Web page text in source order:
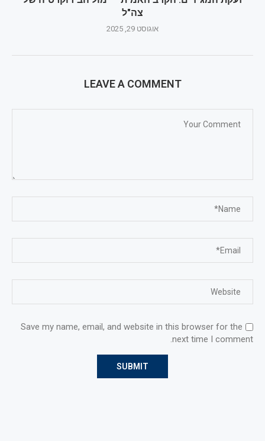
צה"ל
אוגוסט 29, 2025
LEAVE A COMMENT
Save my name, email, and website in this browser for the
next time I comment.